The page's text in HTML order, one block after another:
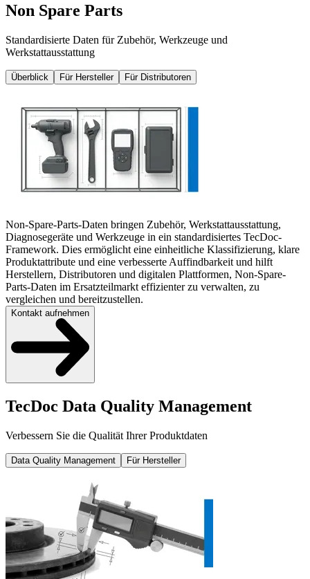
Non Spare Parts
Standardisierte Daten für Zubehör, Werkzeuge und
Werkstattausstattung
Überblick Für Hersteller Für Distributoren
Non-Spare-Parts-Daten bringen Zubehör, Werkstattausstattung,
Diagnosegeräte und Werkzeuge in ein standardisiertes TecDoc-
Framework. Dies ermöglicht eine einheitliche Klassifizierung, klare
Produktattribute und eine verbesserte Auffindbarkeit und hilft
Herstellern, Distributoren und digitalen Plattformen, Non-Spare-
Parts-Daten im Ersatzteilmarkt effizienter zu verwalten, zu
vergleichen und bereitzustellen.
Kontakt aufnehmen
TecDoc Data Quality Management
Verbessern Sie die Qualität Ihrer Produktdaten
Data Quality Management Für Hersteller